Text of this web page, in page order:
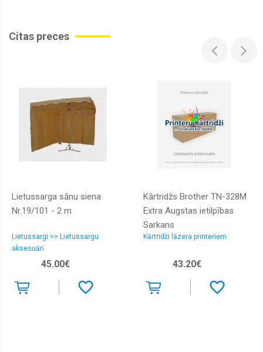
Citas preces
Lietussarga sānu siena
Nr.19/101 - 2 m
Lietussargi >> Lietussargu
aksesuāri
45.00€
Kārtridžs Brother TN-328M
Extra Augstas ietilpības
Sarkans
Kārtridži lāzera printeriem
43.20€